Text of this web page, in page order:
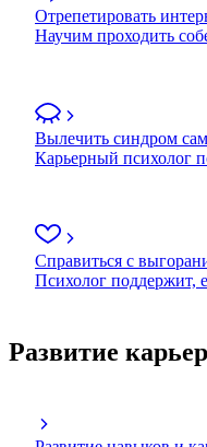
Отрепетировать
Научим проходить
Вылечить синдром
Карьерный психолог
Справиться с
Психолог поддержит,
Развитие